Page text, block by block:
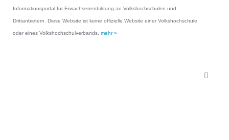
Informationsportal für Erwachsenenbildung an Volkshochschulen und
Drittanbietern. Diese Website ist keine offizielle Website einer Volkshochschule
oder eines Volkshochschulverbands. mehr »